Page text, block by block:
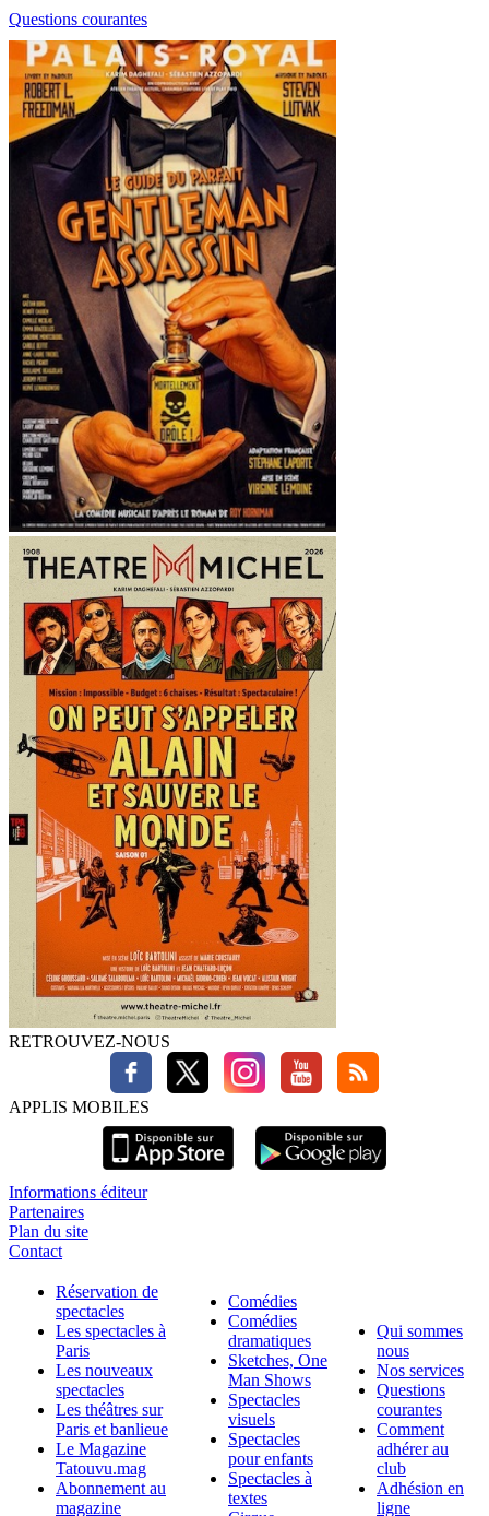
Questions courantes
RETROUVEZ-NOUS
APPLIS MOBILES
Informations éditeur
Partenaires
Plan du site
Contact
Réservation de
spectacles
Les spectacles à
Paris
Les nouveaux
spectacles
Les théâtres sur
Paris et banlieue
Le Magazine
Tatouvu.mag
Abonnement au
magazine
Comédies
Comédies
dramatiques
Sketches, One
Man Shows
Spectacles
visuels
Spectacles
pour enfants
Spectacles à
textes
Qui sommes
nous
Nos services
Questions
courantes
Comment
adhérer au
club
Adhésion en
ligne